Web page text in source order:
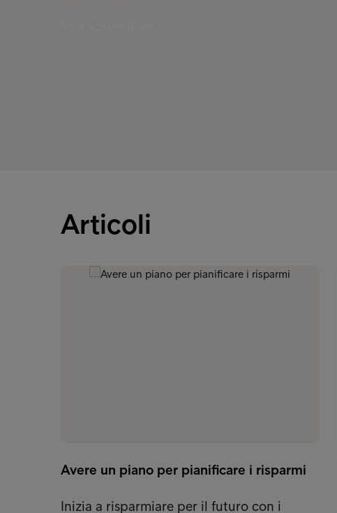
Articoli
Avere un piano per pianificare i risparmi
Inizia a risparmiare per il futuro con i